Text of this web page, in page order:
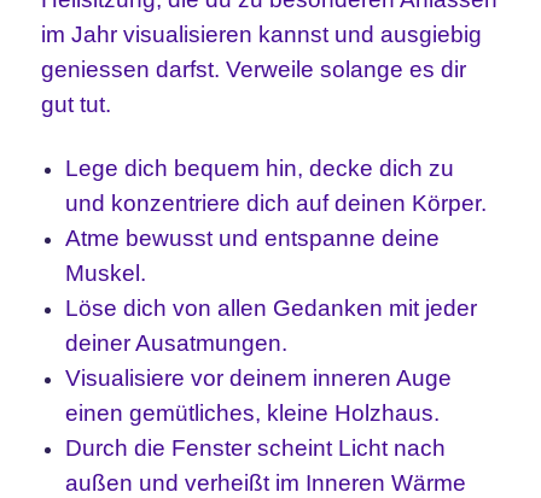
im Jahr visualisieren kannst und ausgiebig
geniessen darfst. Verweile solange es dir
gut tut.
Lege dich bequem hin, decke dich zu
und konzentriere dich auf deinen Körper.
Atme bewusst und entspanne deine
Muskel.
Löse dich von allen Gedanken mit jeder
deiner Ausatmungen.
Visualisiere vor deinem inneren Auge
einen gemütliches, kleine Holzhaus.
Durch die Fenster scheint Licht nach
außen und verheißt im Inneren Wärme